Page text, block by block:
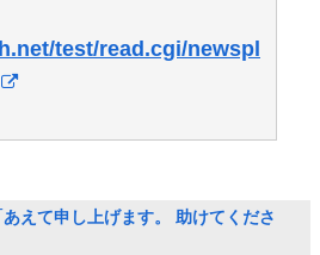
test/read.cgi/newspl
あえて申し上げます。 助けてくださ